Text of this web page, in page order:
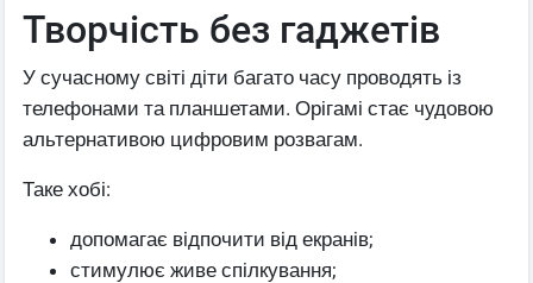
Творчість без гаджетів
У сучасному світі діти багато часу проводять із
телефонами та планшетами. Орігамі стає чудовою
альтернативою цифровим розвагам.
Таке хобі:
допомагає відпочити від екранів;
стимулює живе спілкування;